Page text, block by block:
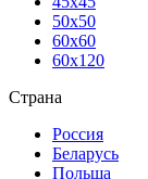
50х50
60х60
60х120
Страна
Россия
Беларусь
Польша